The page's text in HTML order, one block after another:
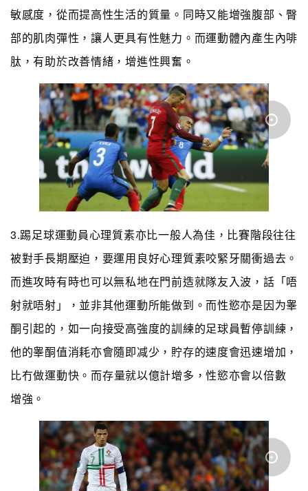
敏感度，從而提高性生活的質量。同時又能增強腹部、臀
部的肌肉彈性，讓人更具有性魅力。而運動體內產生內啡
肽，有助於改善情緒，增進性興奮。
3.踢足球運動員心理質素亦比一般人為佳，比賽階段往往
被對手長期壓迫，要運用良好心理質素咬緊牙關衝過去。
而進攻時有時也可以無私地在門前造就隊友入波，話「唔
射就唔射」，並非其他運動所能做到。而性慾亦是因为睾
酮引起的，如一向接受高強度的訓練的足球員暫停訓練，
他的睾酮值消耗亦會隨即减少，貯存的速度會迅速增加，
比冇做運動快 。而存量就以億計增多，性慾亦會以倍數
增強。